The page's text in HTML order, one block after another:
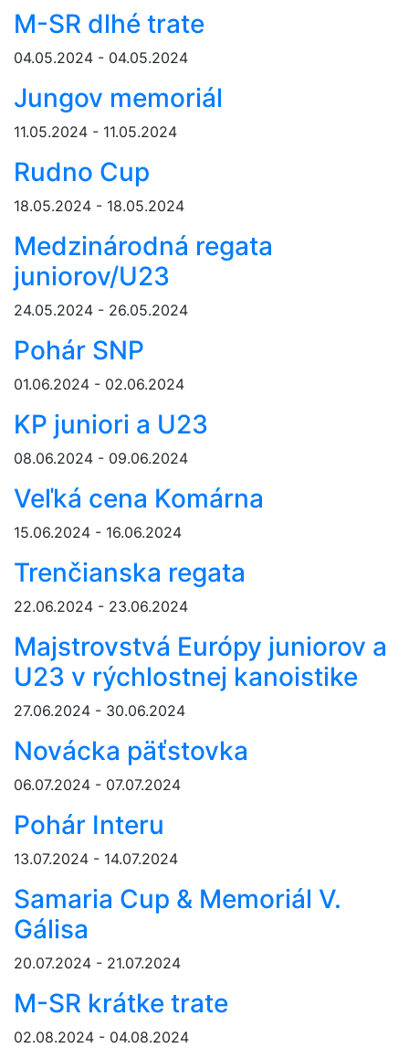
M-SR dlhé trate
04.05.2024 - 04.05.2024
Jungov memoriál
11.05.2024 - 11.05.2024
Rudno Cup
18.05.2024 - 18.05.2024
Medzinárodná regata
juniorov/U23
24.05.2024 - 26.05.2024
Pohár SNP
01.06.2024 - 02.06.2024
KP juniori a U23
08.06.2024 - 09.06.2024
Veľká cena Komárna
15.06.2024 - 16.06.2024
Trenčianska regata
22.06.2024 - 23.06.2024
Majstrovstvá Európy juniorov a
U23 v rýchlostnej kanoistike
27.06.2024 - 30.06.2024
Novácka päťstovka
06.07.2024 - 07.07.2024
Pohár Interu
13.07.2024 - 14.07.2024
Samaria Cup & Memoriál V.
Gálisa
20.07.2024 - 21.07.2024
M-SR krátke trate
02.08.2024 - 04.08.2024